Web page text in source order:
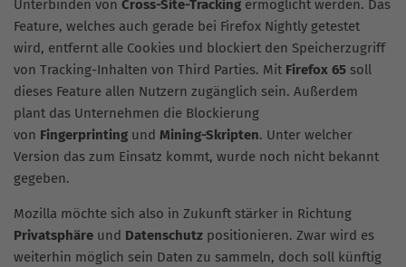
Unterbinden von Cross-Site-Tracking ermöglicht werden. Das
Feature, welches auch gerade bei Firefox Nightly getestet
wird, entfernt alle Cookies und blockiert den Speicherzugriff
von Tracking-Inhalten von Third Parties. Mit Firefox 65 soll
dieses Feature allen Nutzern zugänglich sein. Außerdem
plant das Unternehmen die Blockierung
von Fingerprinting und Mining-Skripten. Unter welcher
Version das zum Einsatz kommt, wurde noch nicht bekannt
gegeben.
Mozilla möchte sich also in Zukunft stärker in Richtung
Privatsphäre und Datenschutz positionieren. Zwar wird es
weiterhin möglich sein Daten zu sammeln, doch soll künftig